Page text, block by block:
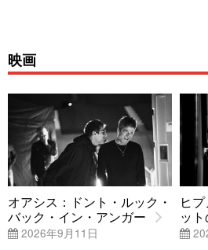
映画
オアシス：ドント・ルック・
バック・イン・アンガー
2026年9月11日
ヒ
ッ